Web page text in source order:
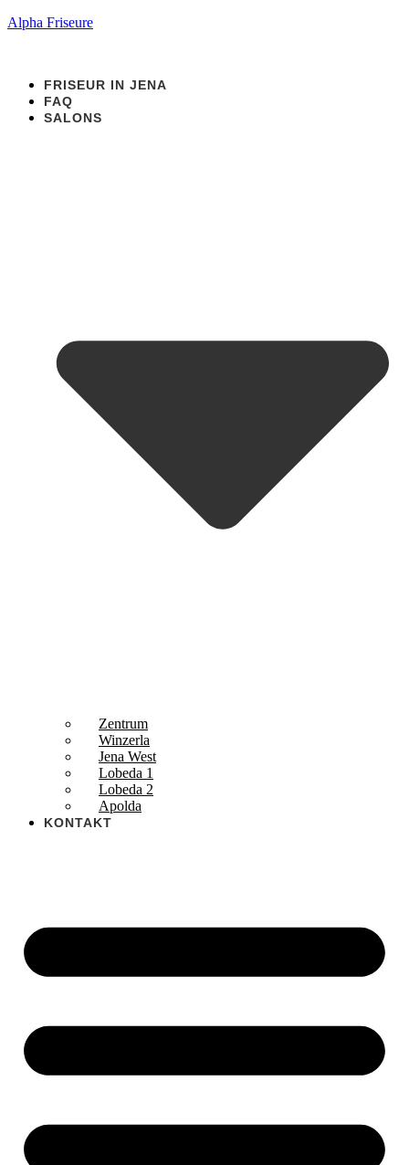
Alpha Friseure
FRISEUR IN JENA
FAQ
SALONS
Zentrum
Winzerla
Jena West
Lobeda 1
Lobeda 2
Apolda
KONTAKT